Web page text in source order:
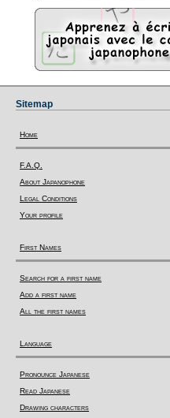
Sitemap
Home
F.A.Q.
About Japanophone
Legal Conditions
Your profile
First Names
Search for a first name
Add a first name
All the first names
Language
Pronounce Japanese
Read Japanese
Drawing characters